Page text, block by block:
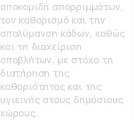
αποκομιδή απορριμμάτων,
τον καθαρισμό και την
απολύμανση κάδων, καθώς
και τη διαχείριση
αποβλήτων, με στόχο τη
διατήρηση της
καθαριότητας και της
υγιεινής στους δημόσιους
χώρους.